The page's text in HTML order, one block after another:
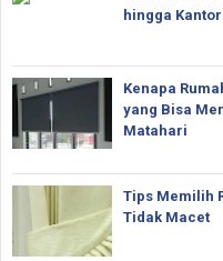
hingga
Kenapa
yang Bisa
Matahari
Tips Memilih
Tidak Macet